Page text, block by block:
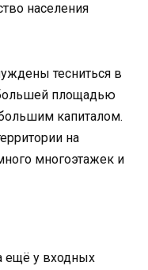
населения
тесниться в
площадью
капиталом.
на
многоэтажек и
ещё у входных